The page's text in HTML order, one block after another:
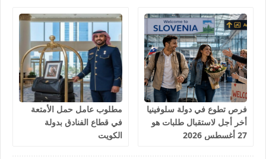
فرص تطوع في دولة سلوفينيا
أخر أجل لاستقبال طلبات هو
27 أغسطس 2026
مطلوب عامل حمل الأمتعة
في قطاع الفنادق بدولة
الكويت